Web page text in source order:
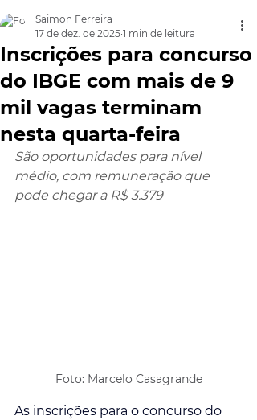
Inscrições para concurso
do IBGE com mais de 9
mil vagas terminam
nesta quarta-feira
Saimon Ferreira
17 de dez. de 2025 1 min de leitura
São oportunidades para nível
médio, com remuneração que
pode chegar a R$ 3.379
Foto: Marcelo Casagrande
As inscrições para o concurso do